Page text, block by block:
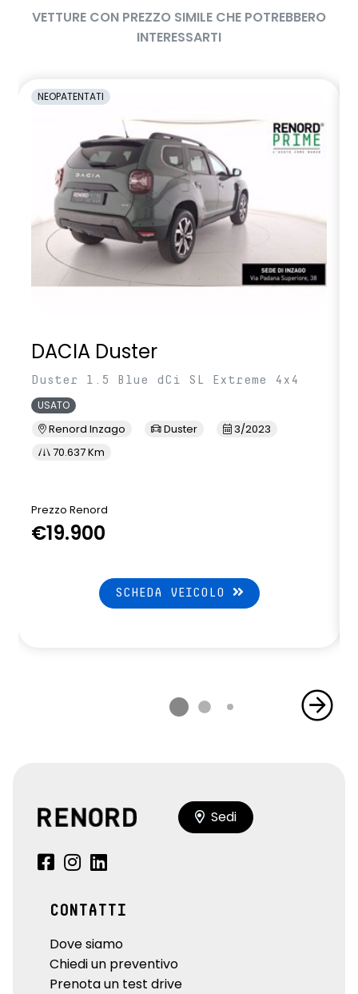
VETTURE CON PREZZO SIMILE CHE POTREBBERO
INTERESSARTI
NEOPATENTATI
DACIA Duster
Duster 1.5 Blue dCi SL Extreme 4x4
USATO
Renord Inzago Duster
3/2023
70.637 Km
Prezzo Renord
€19.900
SCHEDA VEICOLO
Sedi
CONTATTI
Dove siamo
Chiedi un preventivo
Prenota un test drive